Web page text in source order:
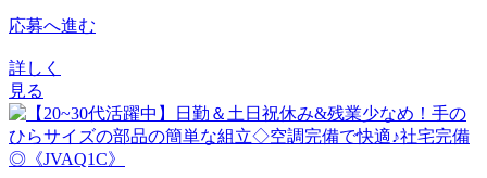
応募へ進む
詳しく
見る